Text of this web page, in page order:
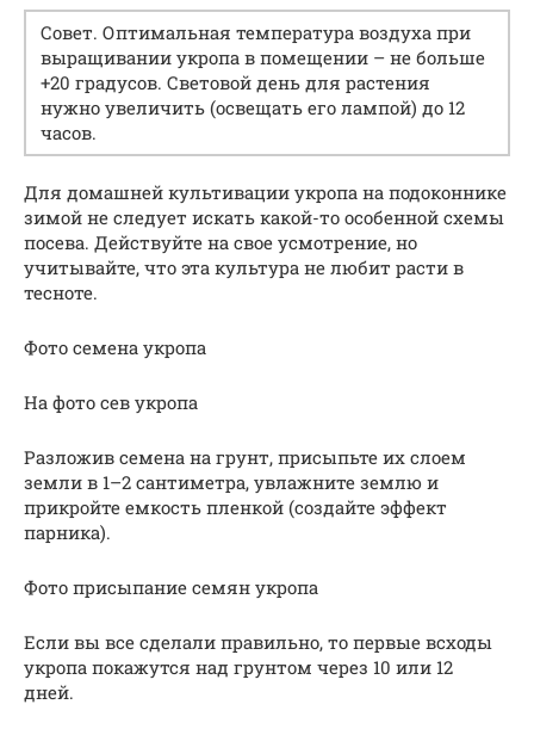
Совет. Оптимальная температура воздуха при
выращивании укропа в помещении – не больше
+20 градусов. Световой день для растения
нужно увеличить (освещать его лампой) до 12
часов.
Для домашней культивации укропа на подоконнике
зимой не следует искать какой-то особенной схемы
посева. Действуйте на свое усмотрение, но
учитывайте, что эта культура не любит расти в
тесноте.
Фото семена укропа
На фото сев укропа
Разложив семена на грунт, присыпьте их слоем
земли в 1–2 сантиметра, увлажните землю и
прикройте емкость пленкой (создайте эффект
парника).
Фото присыпание семян укропа
Если вы все сделали правильно, то первые всходы
укропа покажутся над грунтом через 10 или 12
дней.